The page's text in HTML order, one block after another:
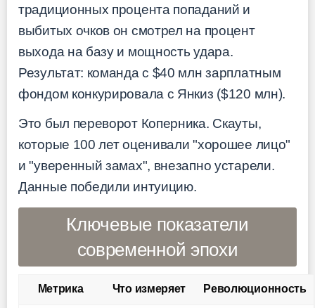
традиционных процента попаданий и
выбитых очков он смотрел на процент
выхода на базу и мощность удара.
Результат: команда с $40 млн зарплатным
фондом конкурировала с Янкиз ($120 млн).
Это был переворот Коперника. Скауты,
которые 100 лет оценивали "хорошее лицо"
и "уверенный замах", внезапно устарели.
Данные победили интуицию.
Ключевые показатели
современной эпохи
Метрика Что измеряет Революционность